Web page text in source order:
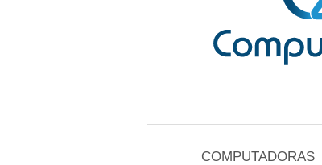
COMPUTADORAS